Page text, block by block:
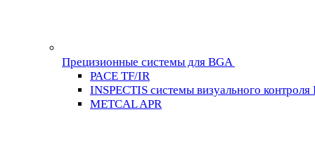
Прецизионные системы для BGA
PACE TF/IR
INSPECTIS системы визуального контроля
METCAL APR